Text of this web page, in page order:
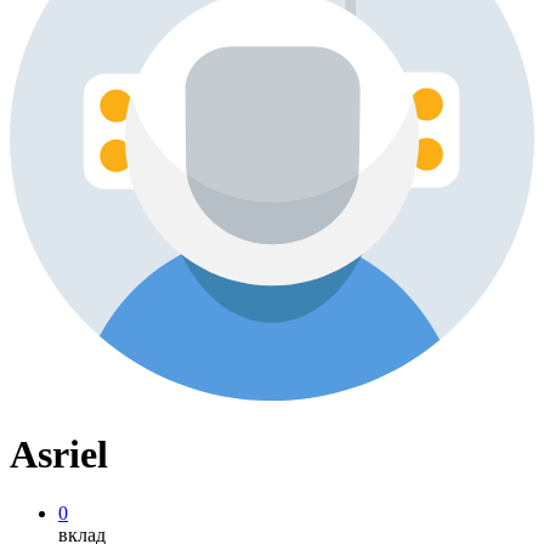
Asriel
0
вклад